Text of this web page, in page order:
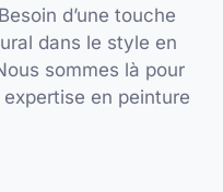
d’une touche
dans le style en
sommes là pour
en peinture